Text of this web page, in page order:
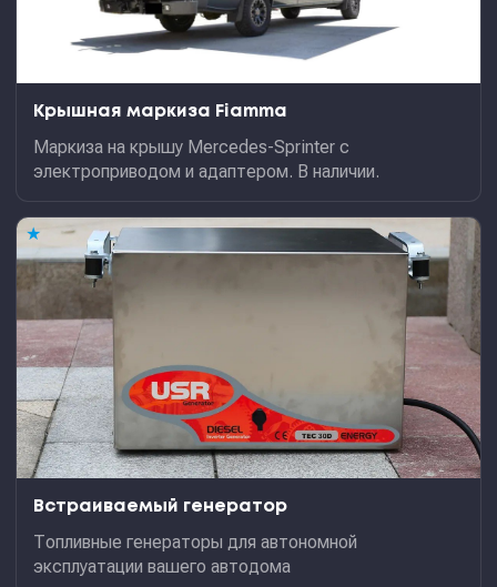
Крышная маркиза Fiamma
Маркиза на крышу Mercedes-Sprinter с
электроприводом и адаптером. В наличии.
★
Встраиваемый генератор
Топливные генераторы для автономной
эксплуатации вашего автодома